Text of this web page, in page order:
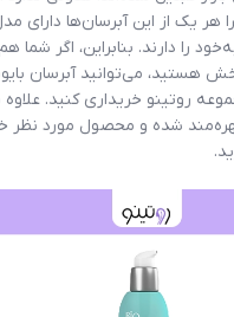
هر یک از این آبرسان‌ها دارای
را دارند. بنابراین، اگر شما
هستید، می‌توانید آبرسان
روتینو خریداری کنید. علاوه
شده و محصول مورد نظر